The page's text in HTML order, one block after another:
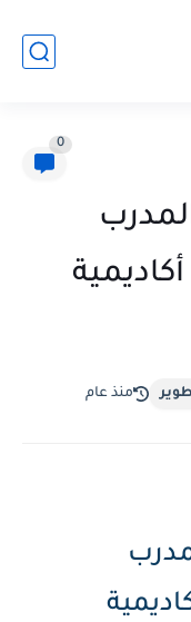
0
منذ عام